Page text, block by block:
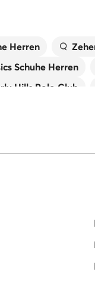
Herren
Schuhe Herren
Hills Polo Club